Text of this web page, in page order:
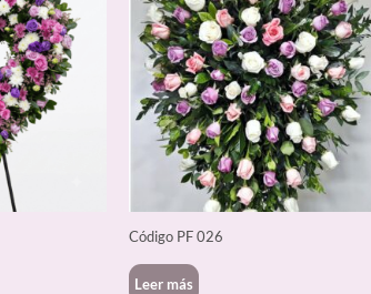
Código PF 026
Leer más